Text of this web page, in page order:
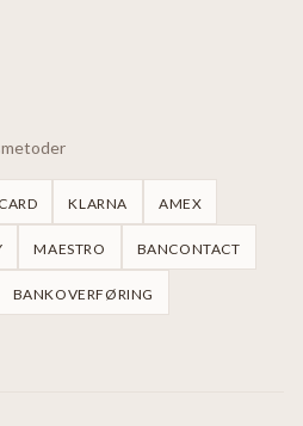
KLARNA AMEX
MAESTRO BANCONTACT
BANKOVERFØRING